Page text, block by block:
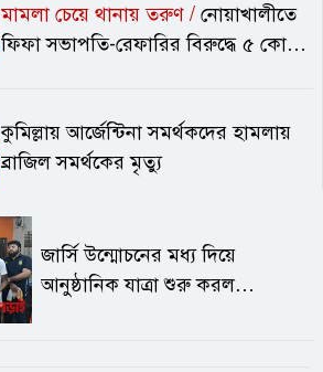
মামলা চেয়ে থানায় তরুণ / নোয়াখালীতে
ফিফা সভাপতি-রেফারির বিরুদ্ধে ৫ কোটি
কুমিল্লায় আর্জেন্টিনা সমর্থকদের হামলায়
ব্রাজিল সমর্থকের মৃত্যু
জার্সি উন্মোচনের মধ্য দিয়ে
আনুষ্ঠানিক যাত্রা শুরু করল